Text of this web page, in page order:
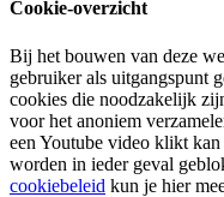
Cookie-overzicht
Bij het bouwen van deze
gebruiker als uitgangspunt
cookies die noodzakelijk
voor het anoniem
een Youtube video klikt
worden in ieder geval
cookiebeleid kun je hier